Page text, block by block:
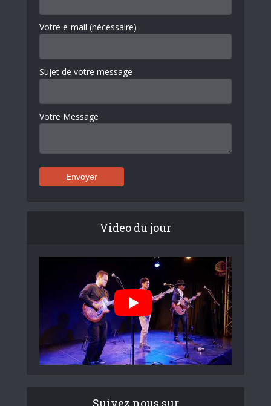
Votre e-mail (nécessaire)
Sujet de votre message
Votre Message
Video du jour
Suivez nous sur